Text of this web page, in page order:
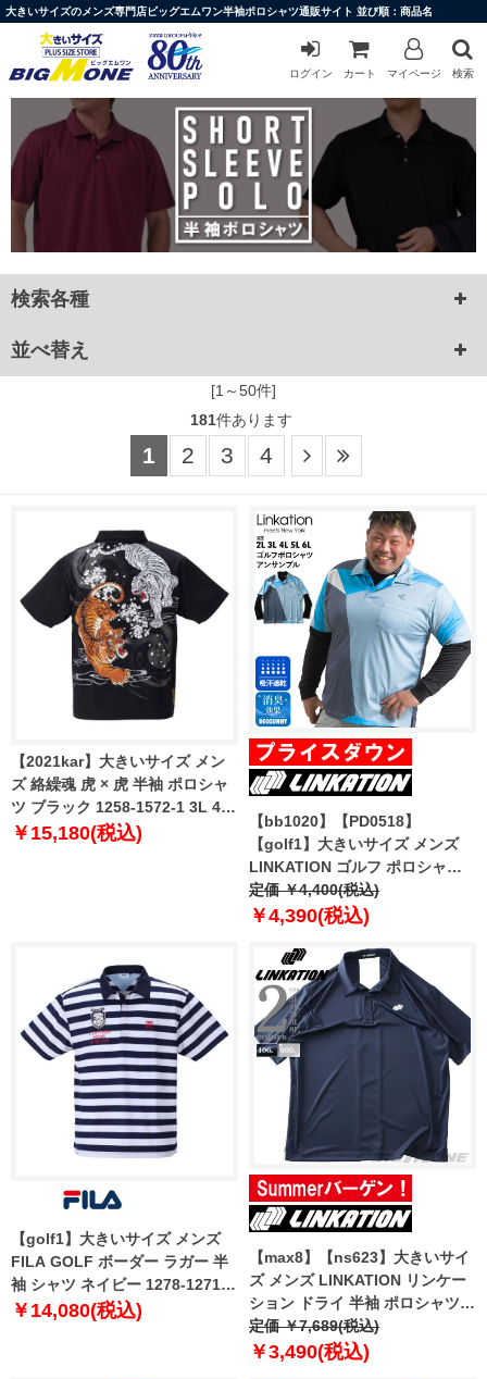
大きいサイズのメンズ専門店ビッグエムワン半袖ポロシャツ通販サイト 並び順：商品名
ログイン カート マイページ 検索
検索各種
並べ替え
[1～50件]
181件あります
1 2 3 4
【2021kar】大きいサイズ メン
ズ 絡繰魂 虎 × 虎 半袖 ポロシャ
ツ ブラック 1258-1572-1 3L 4L
5L 6L
￥15,180(税込)
【bb1020】【PD0518】
【golf1】大きいサイズ メンズ
LINKATION ゴルフ ポロシャツ
アンサンブル アスレジャー スポ
ーツウェア la-pr210276
定価 ￥4,400(税込)
￥4,390(税込)
【golf1】大きいサイズ メンズ
FILA GOLF ボーダー ラガー 半
袖 シャツ ネイビー 1278-1271-1
3L 4L 5L 6L
￥14,080(税込)
【max8】【ns623】大きいサイ
ズ メンズ LINKATION リンケー
ション ドライ 半袖 ポロシャツ
アスレジャー スポーツウェア lk-
pr250211
定価 ￥7,689(税込)
￥3,490(税込)